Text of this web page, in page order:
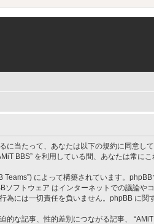
るに当たって、あなたは以下の規約に同意
BBS” を利用している間、あなたは常に
Teams”) によって構築されています。
ソフトウェア はインターネットでの議論
には一切責任を負いません。phpBB に関
な記事、性的差別につながる記事、